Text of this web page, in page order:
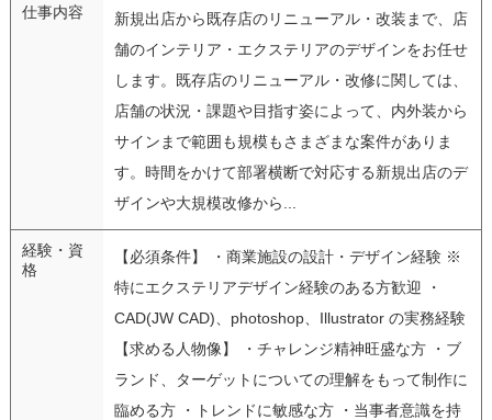
仕事内容
新規出店から既存店のリニューアル・改装まで、店
舗のインテリア・エクステリアのデザインをお任せ
します。既存店のリニューアル・改修に関しては、
店舗の状況・課題や目指す姿によって、内外装から
サインまで範囲も規模もさまざまな案件がありま
す。時間をかけて部署横断で対応する新規出店のデ
ザインや大規模改修から...
経験・資
格
【必須条件】 ・商業施設の設計・デザイン経験 ※
特にエクステリアデザイン経験のある方歓迎 ・
CAD(JW CAD)、photoshop、Illustrator の実務経験
【求める人物像】 ・チャレンジ精神旺盛な方 ・ブ
ランド、ターゲットについての理解をもって制作に
臨める方 ・トレンドに敏感な方 ・当事者意識を持